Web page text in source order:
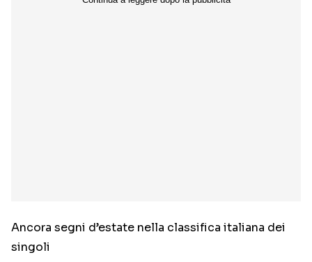
Ancora segni d’estate nella classifica italiana dei
singoli